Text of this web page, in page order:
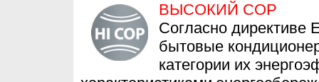
ВЫСОКИЙ СОР
Согласно директиве
бытовые
категории их